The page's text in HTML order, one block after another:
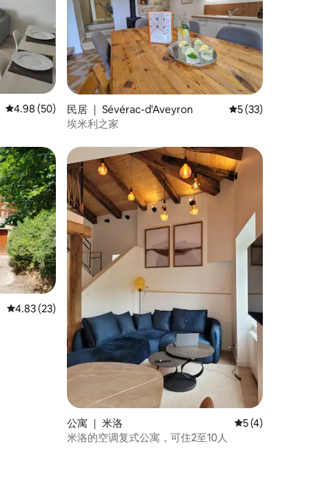
平均评分 4.98 分（满分 5 分），共 50 条评价
4.98 (50)
民居 ｜ Sévérac-d'Aveyron 平均评分 5 分（满
5 (33)
埃米利之家
平均评分 4.83 分（满分 5 分），共 23 条评价
4.83 (23)
公寓 ｜ 米洛 平均评分 5 分（
5 (4)
米洛的空调复式公寓，可住2至10人